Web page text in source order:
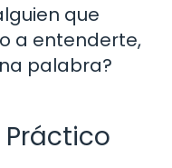
que
a entenderte,
palabra?
Práctico